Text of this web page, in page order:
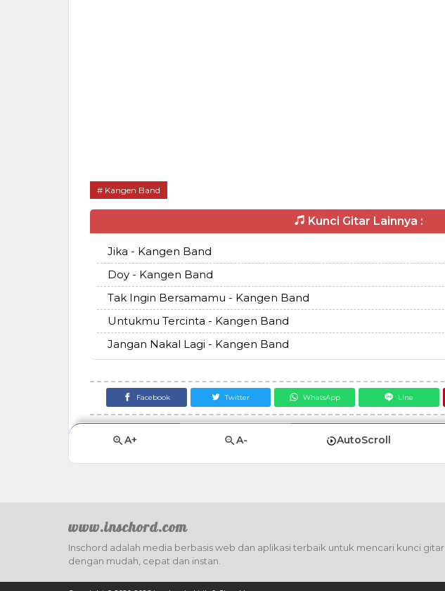
Kangen Band
Kunci Gitar Lainnya :
Jika - Kangen Band
Doy - Kangen Band
Tak Ingin Bersamamu - Kangen Band
Untukmu Tercinta - Kangen Band
Jangan Nakal Lagi - Kangen Band
Facebook Twitter WhatsApp Line
A+ A- AutoScroll
www.inschord.com
Inschord adalah media berbasis web dan aplikasi terbaik untuk mencari kunci gitar
dengan mudah, cepat dan instan.